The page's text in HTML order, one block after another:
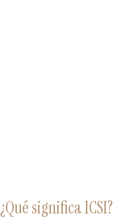
¿Qué significa ICSI?